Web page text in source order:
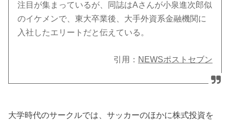
注目が集まっているが、同誌はAさんが小泉進次郎似
のイケメンで、東大卒業後、大手外資系金融機関に
入社したエリートだと伝えている。
引用： NEWSポストセブン
大学時代のサークルでは、サッカーのほかに株式投資を